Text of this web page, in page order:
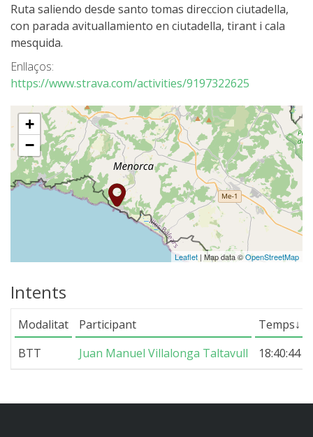
6 ETAPES
5 ETAPES
4 ETAPES
3 ETAPES
RUTA PER L’INTERIOR
8 ETAPES
7 ETAPES
Ruta saliendo desde santo tomas direccion ciutadella,
con parada avituallamiento en ciutadella, tirant i cala
mesquida.
Enllaços:
https://www.strava.com/activities/9197322625
+
−
Leaflet | Map data ©OpenStreetMap
Intents
Modalitat Participant Temps↓
BTT
Juan Manuel Villalonga Taltavull 18:40:44